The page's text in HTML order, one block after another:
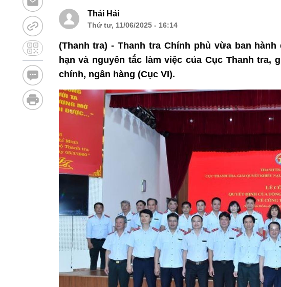
Thái Hải
Thứ tư, 11/06/2025 - 16:14
(Thanh tra) - Thanh tra Chính phủ vừa ban
hạn và nguyên tắc làm việc của Cục Thanh tra,
chính, ngân hàng (Cục VI).